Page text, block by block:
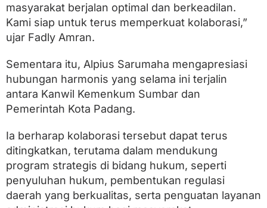
masyarakat berjalan optimal dan berkeadilan.
Kami siap untuk terus memperkuat kolaborasi,”
ujar Fadly Amran.
Sementara itu, Alpius Sarumaha mengapresiasi
hubungan harmonis yang selama ini terjalin
antara Kanwil Kemenkum Sumbar dan
Pemerintah Kota Padang.
Ia berharap kolaborasi tersebut dapat terus
ditingkatkan, terutama dalam mendukung
program strategis di bidang hukum, seperti
penyuluhan hukum, pembentukan regulasi
daerah yang berkualitas, serta penguatan layanan